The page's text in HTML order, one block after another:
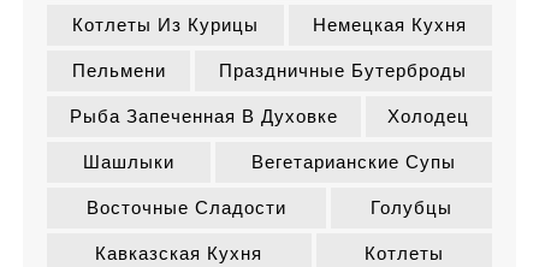
Котлеты Из Курицы Немецкая Кухня
Пельмени Праздничные Бутерброды
Рыба Запеченная В Духовке Холодец
Шашлыки Вегетарианские Супы
Восточные Сладости Голубцы
Кавказская Кухня Котлеты